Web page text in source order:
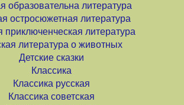
образовательна литература
остросюжетная литература
приключенческая литература
литература о животных
Детские сказки
Классика
Классика русская
Классика советская